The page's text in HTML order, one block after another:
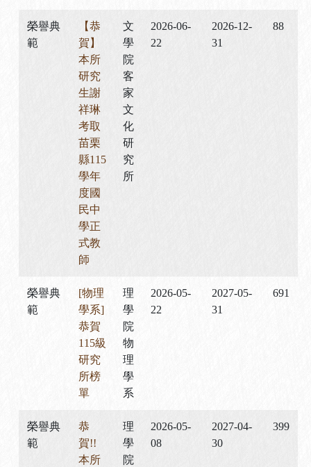
榮譽典
範
【恭
賀】
本所
研究
生謝
祥琳
考取
苗栗
縣115
學年
度國
民中
學正
式教
師
文
學
院
客
家
文
化
研
究
所
2026-06-
22
2026-12-
31
88
榮譽典
範
[物理
學系]
恭賀
115級
研究
所榜
單
理
學
院
物
理
學
系
2026-05-
22
2027-05-
31
691
榮譽典
範
恭
賀!!
本所
理
學
院
2026-05-
08
2027-04-
30
399